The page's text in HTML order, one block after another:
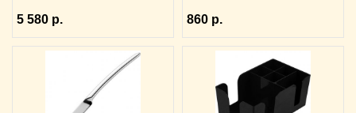
5 580 р. 860 р.